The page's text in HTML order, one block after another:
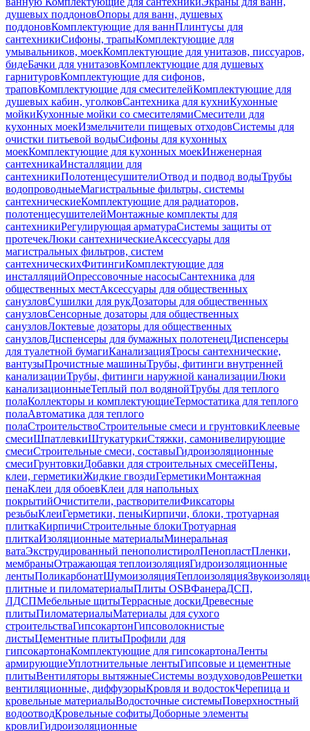
душевых поддоновОпоры для ванн, душевых
поддоновКомплектующие для ваннПлинтусы для
сантехникиСифоны, трапыКомплектующие для
умывальников, моекКомплектующие для унитазов, писсуаров,
бидеБачки для унитазовКомплектующие для душевых
гарнитуровКомплектующие для сифонов,
траповКомплектующие для смесителейКомплектующие для
душевых кабин, уголковСантехника для кухниКухонные
мойкиКухонные мойки со смесителямиСмесители для
кухонных моекИзмельчители пищевых отходовСистемы для
очистки питьевой водыСифоны для кухонных
моекКомплектующие для кухонных моекИнженерная
сантехникаИнсталляции для
сантехникиПолотенцесушителиОтвод и подвод водыТрубы
водопроводныеМагистральные фильтры, системы
сантехническиеКомплектующие для радиаторов,
полотенцесушителейМонтажные комплекты для
сантехникиРегулирующая арматураСистемы защиты от
протечекЛюки сантехническиеАксессуары для
магистральных фильтров, систем
сантехническихФитингиКомплектующие для
инсталляцийОпрессовочные насосыСантехника для
общественных местАксессуары для общественных
санузловСушилки для рукДозаторы для общественных
санузловСенсорные дозаторы для общественных
санузловЛоктевые дозаторы для общественных
санузловДиспенсеры для бумажных полотенецДиспенсеры
для туалетной бумагиКанализацияТросы сантехнические,
вантузыПрочистные машиныТрубы, фитинги внутренней
канализацииТрубы, фитинги наружной канализацииЛюки
канализационныеТеплый пол водянойТрубы для теплого
полаКоллекторы и комплектующиеТермостатика для теплого
полаАвтоматика для теплого
полаСтроительствоСтроительные смеси и грунтовкиКлеевые
смесиШпатлевкиШтукатуркиСтяжки, самонивелирующие
смесиСтроительные смеси, составыГидроизоляционные
смесиГрунтовкиДобавки для строительных смесейПены,
клеи, герметикиЖидкие гвоздиГерметикиМонтажная
пенаКлеи для обоевКлеи для напольных
покрытийОчистители, растворителиФиксаторы
резьбыКлеиГерметики, пеныКирпичи, блоки, тротуарная
плиткаКирпичиСтроительные блокиТротуарная
плиткаИзоляционные материалыМинеральная
ватаЭкструдированный пенополистиролПенопластПленки,
мембраныОтражающая теплоизоляцияГидроизоляционные
лентыПоликарбонатШумоизоляцияТеплоизоляция
плитные и пиломатериалыПлиты OSBФанераДСП,
ЛДСПМебельные щитыТеррасные доскиДревесные
плитыПиломатериалыМатериалы для сухого
строительстваГипсокартонГипсоволокнистые
листыЦементные плитыПрофили для
гипсокартонаКомплектующие для гипсокартонаЛенты
армирующиеУплотнительные лентыГипсовые и цементные
плитыВентиляторы вытяжныеСистемы воздуховодовРешетки
вентиляционные, диффузорыКровля и водостокЧерепица и
кровельные материалыВодосточные системыПоверхностный
водоотводКровельные софитыДоборные элементы
кровлиГидроизоляционные